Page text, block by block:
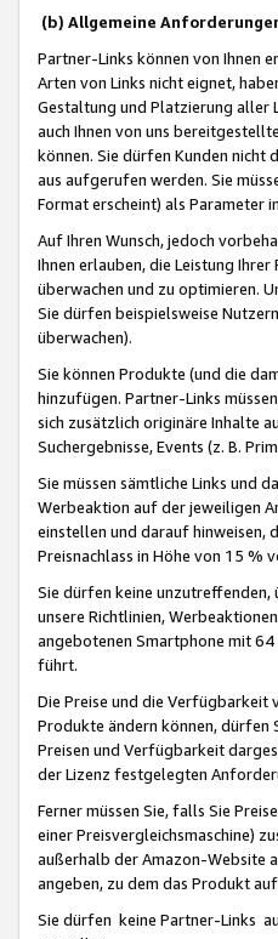
(b) Allgemeine
Partner-Links können von Ihnen
Arten von Links nicht eignet,
Gestaltung und Platzierung aller
auch Ihnen von uns
können. Sie dürfen Kunden nicht
aus aufgerufen werden. Sie
Format erscheint) als Parameter
Auf Ihren Wunsch, jedoch
Ihnen erlauben, die Leistung
überwachen und zu optimieren.
Sie dürfen beispielsweise
überwachen).
Sie können Produkte (und die
hinzufügen. Partner-Links
sich zusätzlich originäre Inhalte
Suchergebnisse, Events (z. B.
Sie müssen sämtliche Links und
Werbeaktion auf der jeweiligen
einstellen und darauf hinweisen,
Preisnachlass in Höhe von 15 %
Sie dürfen keine
unsere Richtlinien,
angebotenen Smartphone mit 64
führt.
Die Preise und die Verfügbarkeit
Produkte ändern können, dürfen
Preisen und Verfügbarkeit
der Lizenz festgelegten
Ferner müssen Sie, falls Sie
einer Preisvergleichsmaschine)
außerhalb der Amazon-Website
angeben, zu dem das Produkt
Sie dürfen keine Partner-Links